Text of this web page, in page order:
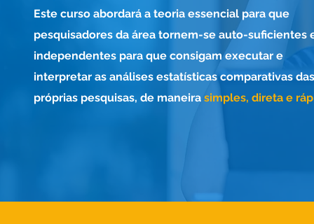
Este curso abordará a teoria essencial para que
pesquisadores da área tornem-se auto-suficientes
independentes para que consigam executar e
interpretar as análises estatísticas comparativas das
próprias pesquisas, de maneira simples, direta e